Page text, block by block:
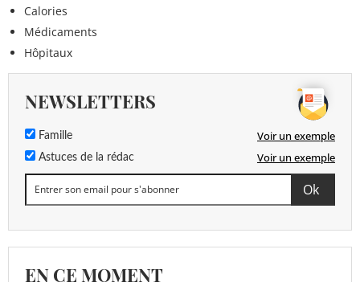
Calories
Médicaments
Hôpitaux
NEWSLETTERS
Famille Voir un exemple
Astuces de la rédac Voir un exemple
EN CE MOMENT